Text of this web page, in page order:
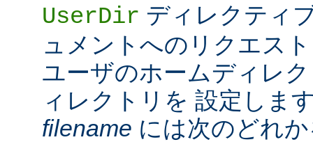
UserDir ディレクティ
ュメントへのリクエス
ユーザのホームディレ
ィレクトリを 設定しま
filename には次のどれ